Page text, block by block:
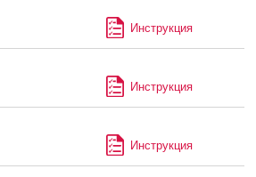
Инструкция
Инструкция
Инструкция